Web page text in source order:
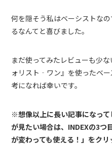
何を隠そう私はベーシストな
るなんてと喜びました。
まだ使ってみたレビューも少
ォリスト‐ワン』を使ったベ
考になれば幸いです。
※想像以上に長い記事になっ
が見たい場合は、INDEXの3つ
が変わっても使える！」をク